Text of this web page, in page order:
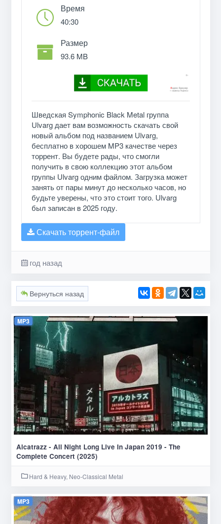
Время
40:30
Размер
93.6 MB
Шведская Symphonic Black Metal группа
Ulvarg дает вам возможность скачать свой
новый альбом под названием Ulvarg,
бесплатно в хорошем MP3 качестве через
торрент. Вы будете рады, что смогли
получить в свою коллекцию этот альбом
группы Ulvarg одним файлом. Загрузка может
занять от пары минут до несколько часов, но
будьте уверены, что это стоит того. Ulvarg
был записан в 2025 году.
Скачать торрент-файл
год назад
Вернуться назад
MP3
Alcatrazz - All Night Long Live In Japan 2019 - The
Complete Concert (2025)
Hard & Heavy, Neo-Classical Metal
MP3